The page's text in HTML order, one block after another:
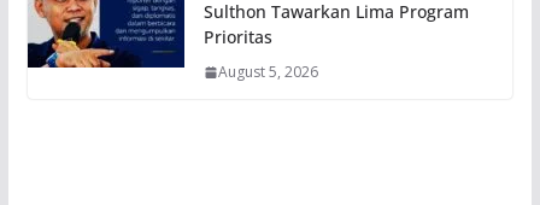
Sulthon Tawarkan Lima Program
Prioritas
August 5, 2026